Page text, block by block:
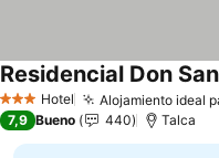
3 Estrellas
Hotel Alojamiento ideal
Residencial Don
7,9 Bueno 440 Talca